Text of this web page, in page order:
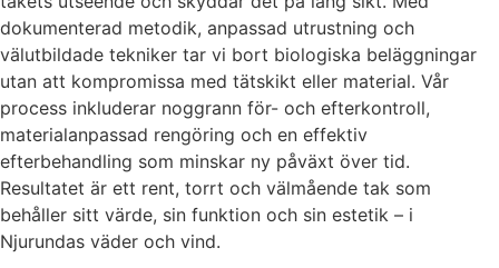
dokumenterad metodik, anpassad utrustning och
välutbildade tekniker tar vi bort biologiska beläggningar
utan att kompromissa med tätskikt eller material. Vår
process inkluderar noggrann för- och efterkontroll,
materialanpassad rengöring och en effektiv
efterbehandling som minskar ny påväxt över tid.
Resultatet är ett rent, torrt och välmående tak som
behåller sitt värde, sin funktion och sin estetik – i
Njurundas väder och vind.